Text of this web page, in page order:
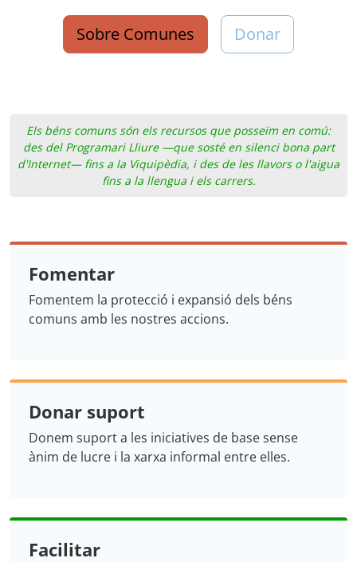
Sobre Comunes Donar
Els béns comuns són els recursos que posseïm en comú:
des del Programari Lliure —que sosté en silenci bona part
d'Internet— fins a la Viquipèdia, i des de les llavors o l'aigua
fins a la llengua i els carrers.
Fomentar
Fomentem la protecció i expansió dels béns
comuns amb les nostres accions.
Donar suport
Donem suport a les iniciatives de base sense
ànim de lucre i la xarxa informal entre elles.
Facilitar